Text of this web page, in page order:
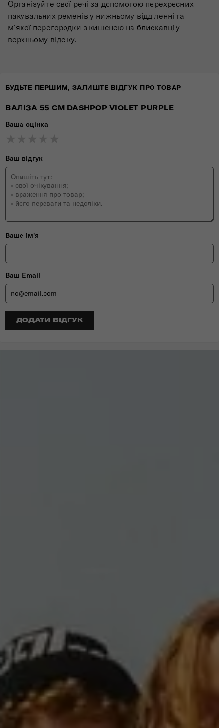
Організуйте свої речі за допомогою перехресних
пакувальних ременів у нижньому відділенні та
м'якої перегородки з кишенею на блискавці у
верхньому відсіку.
БУДЬТЕ ПЕРШИМ, ЗАЛИШТЕ ВІДГУК ПРО ТОВАР
ВАЛІЗА 55 СМ DASHPOP VIOLET PURPLE
Ваша оцінка
Ваш відгук
Ваше ім'я
Ваш Email
ДОДАТИ ВІДГУК